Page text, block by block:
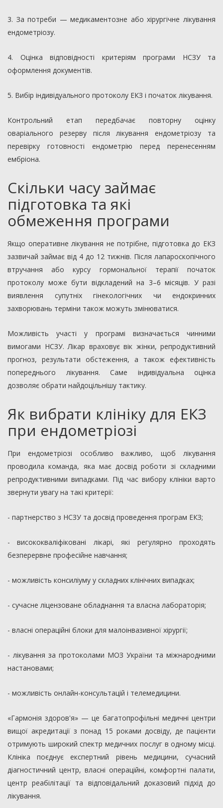
3. За потреби — медикаментозне або хірургічне лікування
ендометріозу.
4. Оцінка відповідності критеріям програми НСЗУ та
оформлення документів.
5. Вибір індивідуального протоколу ЕКЗ і початок лікування.
Контрольний етап передбачає повторну оцінку
оваріального резерву після лікування ендометріозу та
перевірку готовності ендометрію перед перенесенням
ембріона.
Скільки часу займає
підготовка та які
обмеження програми
Якщо оперативне лікування не потрібне, підготовка до ЕКЗ
зазвичай займає від 4 до 12 тижнів. Після лапароскопічного
втручання або курсу гормональної терапії початок
протоколу може бути відкладений на 3–6 місяців. У разі
виявлення супутніх гінекологічних чи ендокринних
захворювань терміни також можуть змінюватися.
Можливість участі у програмі визначається чинними
вимогами НСЗУ. Лікар враховує вік жінки, репродуктивний
прогноз, результати обстеження, а також ефективність
попереднього лікування. Саме індивідуальна оцінка
дозволяє обрати найдоцільнішу тактику.
Як вибрати клініку для ЕКЗ
при ендометріозі
При ендометріозі особливо важливо, щоб лікування
проводила команда, яка має досвід роботи зі складними
репродуктивними випадками. Під час вибору клініки варто
звернути увагу на такі критерії:
- партнерство з НСЗУ та досвід проведення програм ЕКЗ;
- висококваліфіковані лікарі, які регулярно проходять
безперервне професійне навчання;
- можливість консиліуму у складних клінічних випадках;
- сучасне ліцензоване обладнання та власна лабораторія;
- власні операційні блоки для малоінвазивної хірургії;
- лікування за протоколами МОЗ України та міжнародними
настановами;
- можливість онлайн-консультацій і телемедицини.
«Гармонія здоров'я» — це багатопрофільні медичні центри
вищої акредитації з понад 15 роками досвіду, де пацієнти
отримують широкий спектр медичних послуг в одному місці.
Клініка поєднує експертний рівень медицини, сучасний
діагностичний центр, власні операційні, комфортні палати,
центр реабілітації та відповідальний доказовий підхід до
лікування.